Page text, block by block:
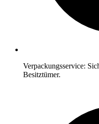
Verpackungsservice:
Besitztümer.